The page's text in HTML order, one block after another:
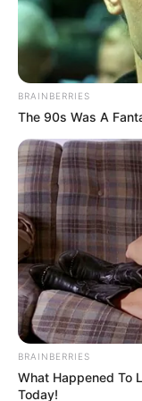
Colprensa
Reducción de la
Por:Anthonny
Mayo 8, 2025
BRAINBERRIES
The 90s Was A
BRAINBERRIES
What Happened To
Today!